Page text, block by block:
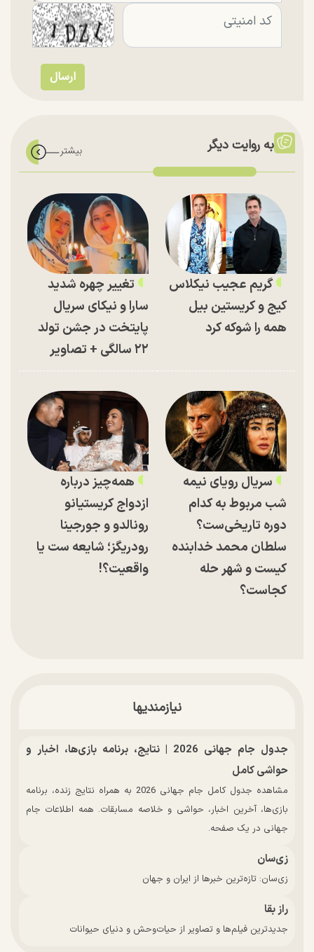
به روایت دیگر
گریم عجیب نیکلاس
کیج و کریستین بیل
همه را شوکه کرد
تغییر چهره شدید
سارا و نیکای سریال
پایتخت در جشن تولد
۲۲ سالگی + تصاویر
سریال رویای نیمه
شب مربوط به کدام
دوره تاریخی‌ست؟
سلطان محمد خدابنده
کیست و شهر حله
کجاست؟
همه‌چیز درباره
ازدواج کریستیانو
رونالدو و جورجینا
رودریگز؛ شایعه ست یا
واقعیت؟!
نیازمندیها
جدول جام جهانی 2026 | نتایج، برنامه بازی‌ها، اخبار و
حواشی کامل
مشاهده جدول کامل جام جهانی 2026 به همراه نتایج زنده، برنامه
بازی‌ها، آخرین اخبار، حواشی و خلاصه مسابقات. همه اطلاعات جام
جهانی در یک صفحه.
زی‌سان
زی‌سان: تازه‌ترین خبرها از ایران و جهان
راز بقا
جدیدترین فیلم‌ها و تصاویر از حیات‌وحش و دنیای حیوانات